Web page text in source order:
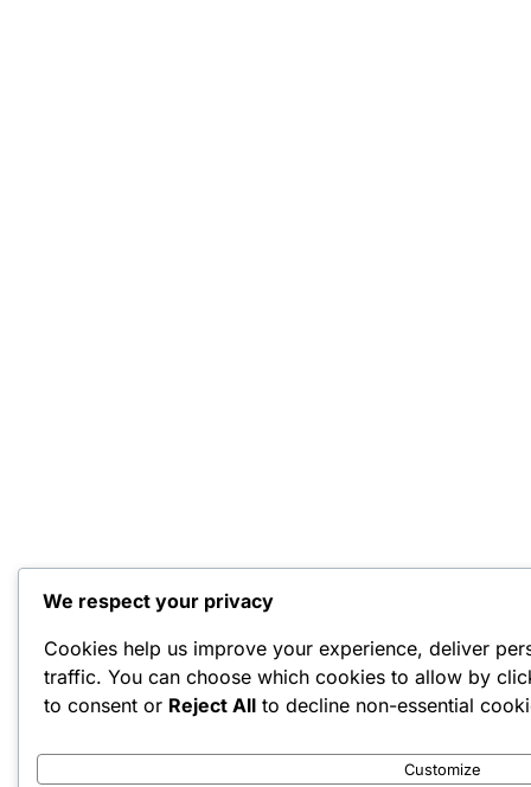
We respect your privacy
Cookies help us improve your experience, deliver
traffic. You can choose which cookies to allow by
to consent or Reject All to decline non-essential
Customize